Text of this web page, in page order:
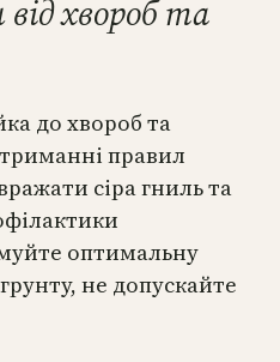
хвороб та
до хвороб та
правил
сіра гниль та
оптимальну
не допускайте